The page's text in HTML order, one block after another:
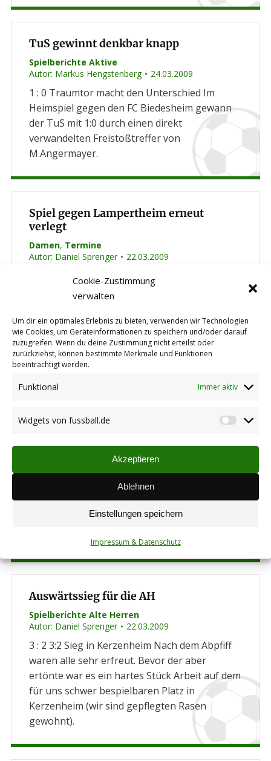
Cookie-Zustimmung
verwalten
Um dir ein optimales Erlebnis zu bieten, verwenden wir Technologien
wie Cookies, um Geräteinformationen zu speichern und/oder darauf
zuzugreifen. Wenn du deine Zustimmung nicht erteilst oder
zurückziehst, können bestimmte Merkmale und Funktionen
beeinträchtigt werden.
Funktional Immer aktiv
Widgets von fussball.de
Akzeptieren
Ablehnen
Einstellungen speichern
Impressum & Datenschutz
TuS gewinnt denkbar knapp
Spielberichte Aktive
Autor: Markus Hengstenberg 24.03.2009
1 : 0 Traumtor macht den Unterschied Im
Heimspiel gegen den FC Biedesheim gewann
der TuS mit 1:0 durch einen direkt
verwandelten Freistoßtreffer von
M.Angermayer.
Spiel gegen Lampertheim erneut
verlegt
Damen, Termine
Autor: Daniel Sprenger 22.03.2009
Das auf den 27. März verlegte Spiel der TuS
Damen gegen Lampertheim, wurde auf Bitte
ursprünglichen Termin (Samstag, 04. April).
Spielbeginn ist um 16:30 Uhr.
Spielberichte Reserve
Autor:Daniel Sprenger
1 : 0 Elfmeter brachte die Entscheidung gegen
Biedesheim Trotz geschwächter
Mannschaftsaufstellung durch zahlreiche
Ausfälle, konnte sich die Reserve des TuS auch
Biedesheim durchsetzen und drei Punkte
Auswärtssieg für die AH
Spielberichte Alte Herren
Autor: Daniel Sprenger 22.03.2009
3 : 2 3:2 Sieg in Kerzenheim Nach dem Abpfiff
waren alle sehr erfreut. Bevor der aber
ertönte war es ein hartes Stück Arbeit auf dem
für uns schwer bespielbaren Platz in
Kerzenheim (wir sind gepflegten Rasen
gewohnt).